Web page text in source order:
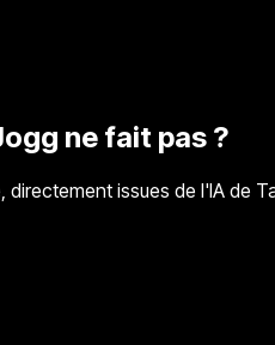
ne fait pas ?
issues de l'IA de